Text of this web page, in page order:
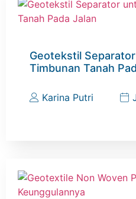
Geotekstil
Timbunan Tanah
Karina Putri